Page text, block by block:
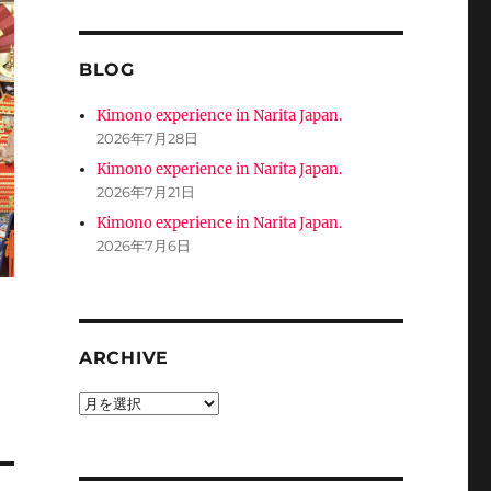
BLOG
Kimono experience in Narita Japan.
2026年7月28日
Kimono experience in Narita Japan.
2026年7月21日
Kimono experience in Narita Japan.
2026年7月6日
ARCHIVE
ARCHIVE